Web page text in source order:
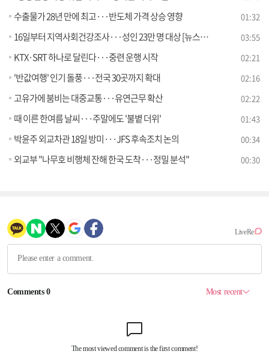
수출물가 28년 만에 최고···반도체 가격 상승 영향 01:32
16일부터 지역사회건강조사···성인 23만 명 대상 [뉴스의 맥] 03:55
KTX·SRT 하나로 달린다···중련 운행 시작 02:21
'반값여행' 인기 돌풍···전국 30곳까지 확대 02:16
고유가에 붐비는 대중교통···유연근무 확산 02:22
때 이른 한여름 날씨···주말에도 '불볕 더위' 01:43
박윤주 외교차관 18일 방미···JFS 후속조치 논의 00:34
외교부 "나무호 비행체 잔해 한국 도착···정밀 분석" 00:30